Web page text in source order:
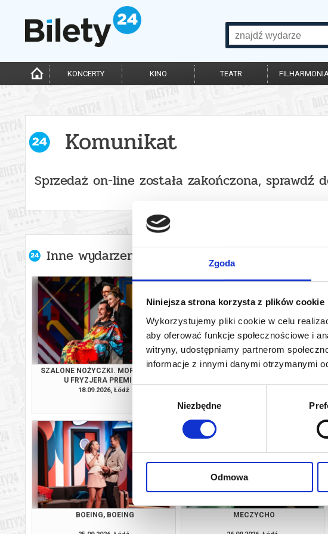
Zgoda
Niniejsza strona korzysta z plików cookie
Wykorzystujemy pliki cookie w celu
aby oferować funkcje społecznościowe i
witryny, udostępniamy partnerom
informacje z innymi danymi otrzymanymi
Niezbędne
Odmowa
KONCERTY KINO TEATR
Komunikat
Sprzedaż on-line została zakończona, sprawdź
Inne wydarzenia organizatora
SZALONE NOŻYCZKI. MORDERSTWO
U FRYZJERA PREMIERA
18.09.2026, Łódź
SZALONE NOŻYCZKI. MORDERSTWO
kup bilet
BOEING, BOEING MECZYCHO